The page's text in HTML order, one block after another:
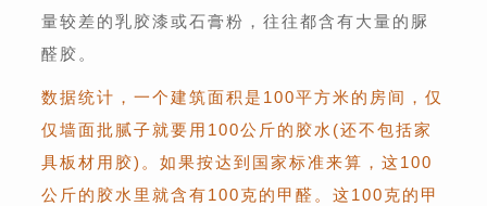
量较差的乳胶漆或石膏粉，往往都含有大量的脲
醛胶。
数据统计，一个建筑面积是100平方米的房间，仅
仅墙面批腻子就要用100公斤的胶水(还不包括家
具板材用胶)。如果按达到国家标准来算，这100
公斤的胶水里就含有100克的甲醛。这100克的甲